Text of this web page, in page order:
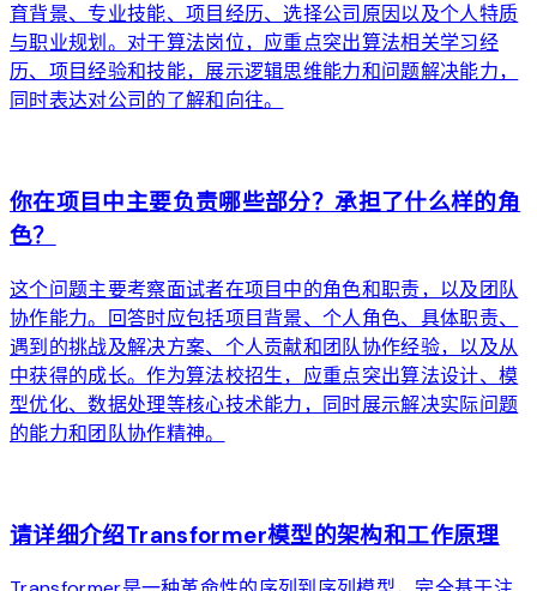
育背景、专业技能、项目经历、选择公司原因以及个人特质
与职业规划。对于算法岗位，应重点突出算法相关学习经
历、项目经验和技能，展示逻辑思维能力和问题解决能力，
同时表达对公司的了解和向往。
你在项目中主要负责哪些部分？承担了什么样的角
色？
这个问题主要考察面试者在项目中的角色和职责，以及团队
协作能力。回答时应包括项目背景、个人角色、具体职责、
遇到的挑战及解决方案、个人贡献和团队协作经验，以及从
中获得的成长。作为算法校招生，应重点突出算法设计、模
型优化、数据处理等核心技术能力，同时展示解决实际问题
的能力和团队协作精神。
请详细介绍Transformer模型的架构和工作原理